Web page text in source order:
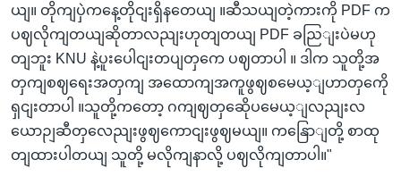
ယျ။ တိုကျပှဲကနေ့တိုငျးရှိနတေယျ ။ဆီသယျတဲ့ကားကို PDF က
ပဈလိုကျတယျဆိုတာလညျးဟုတျတယျ PDF ခညြျးပဲမဟု
တျဘူး KNU နဲ့ပူးပေါငျးတပျတှကေ ပဈတာပါ ။ ဒါက သူတို့အ
တှကျစဈရေးအတှကျ အထောကျအကူဖွဈစမေယ့ျဟာတှကေို
ရှငျးတာပါ ။သူတို့ကတော့ ဂကျဈတှဆေိုပမေယ့ျလညျးလ
ယောဉျဆီတှလေညျးဖွဈကောငျးဖွဈမယျ။ ကနြောျတို့ စာထု
တျထားပါတယျ သူတို့ မလိုကျနာလို့ ပဈလိုကျတာပါ။"